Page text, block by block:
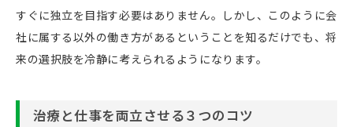
すぐに独立を目指す必要はありません。しかし、このように会
社に属する以外の働き方があるということを知るだけでも、将
来の選択肢を冷静に考えられるようになります。
治療と仕事を両立させる３つのコツ